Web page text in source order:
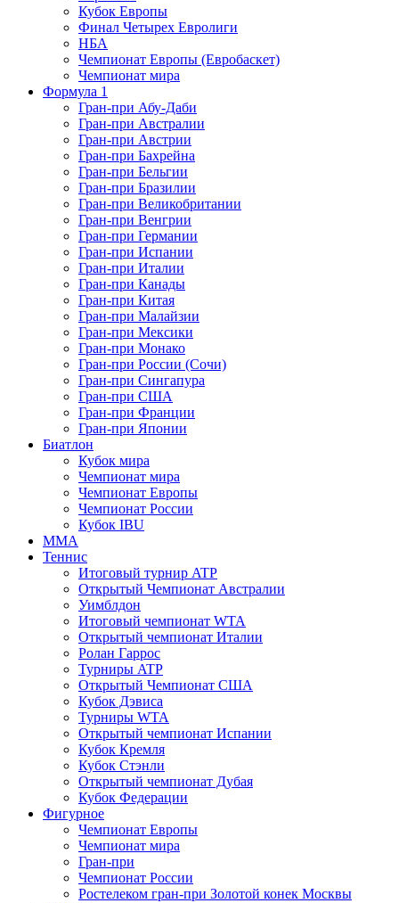
Кубок Европы
Финал Четырех Евролиги
НБА
Чемпионат Европы (Евробаскет)
Чемпионат мира
Формула 1
Гран-при Абу-Даби
Гран-при Австралии
Гран-при Австрии
Гран-при Бахрейна
Гран-при Бельгии
Гран-при Бразилии
Гран-при Великобритании
Гран-при Венгрии
Гран-при Германии
Гран-при Испании
Гран-при Италии
Гран-при Канады
Гран-при Китая
Гран-при Малайзии
Гран-при Мексики
Гран-при Монако
Гран-при России (Сочи)
Гран-при Сингапура
Гран-при США
Гран-при Франции
Гран-при Японии
Биатлон
Кубок мира
Чемпионат мира
Чемпионат Европы
Чемпионат России
Кубок IBU
MMA
Теннис
Итоговый турнир ATP
Открытый Чемпионат Австралии
Уимблдон
Итоговый чемпионат WTA
Открытый чемпионат Италии
Ролан Гаррос
Турниры ATP
Открытый Чемпионат США
Кубок Дэвиса
Турниры WTA
Открытый чемпионат Испании
Кубок Кремля
Кубок Стэнли
Открытый чемпионат Дубая
Кубок Федерации
Фигурное
Чемпионат Европы
Чемпионат мира
Гран-при
Чемпионат России
Ростелеком гран-при Золотой конек Москвы